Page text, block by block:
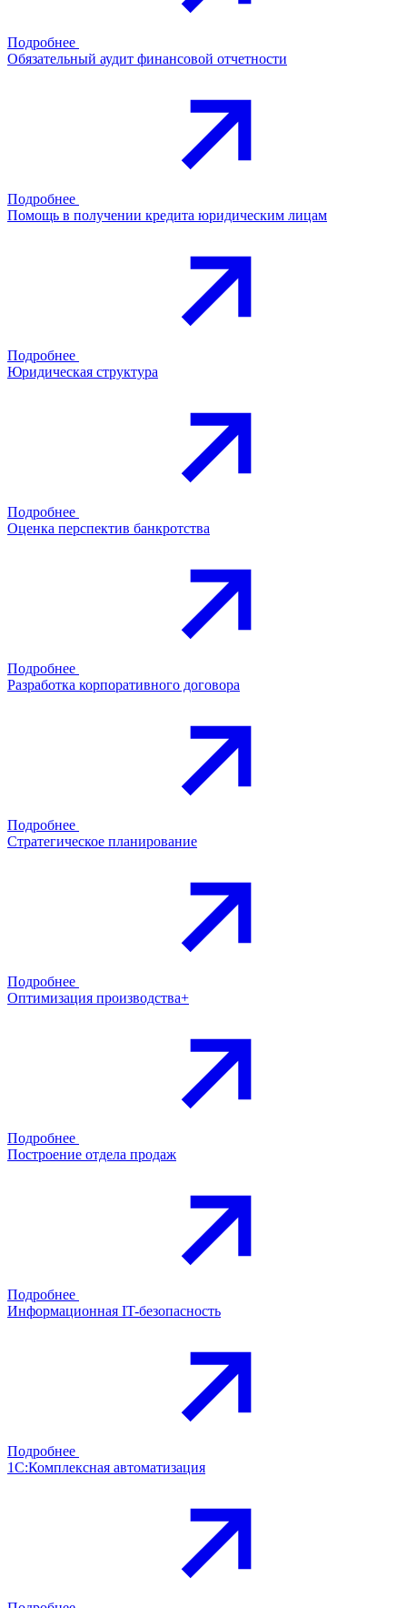
Подробнее
Обязательный аудит финансовой отчетности
Подробнее
Помощь в получении кредита юридическим лицам
Подробнее
Юридическая структура
Подробнее
Оценка перспектив банкротства
Подробнее
Разработка корпоративного договора
Подробнее
Стратегическое планирование
Подробнее
Оптимизация производства+
Подробнее
Построение отдела продаж
Подробнее
Информационная IT-безопасность
Подробнее
1С:Комплексная автоматизация